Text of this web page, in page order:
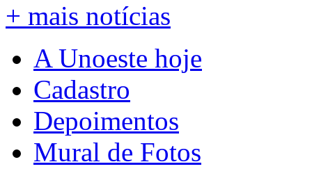
+ mais notícias
A Unoeste hoje
Cadastro
Depoimentos
Mural de Fotos